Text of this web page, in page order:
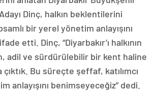
Dinç, halkın beklentilerini
bir yerel yönetim anlayışını
etti. Dinç, “Diyarbakır’ı halkının
adil ve sürdürülebilir bir kent haline
Bu süreçte şeffaf, katılımcı
anlayışını benimseyeceğiz” dedi.